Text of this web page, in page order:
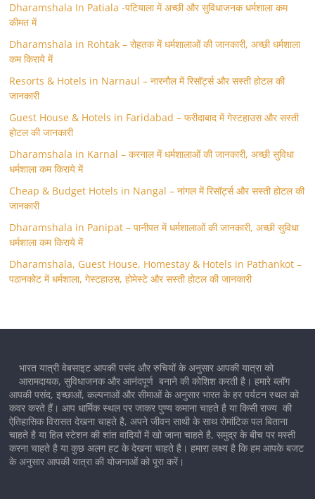
Dharamshala In Patiala -पटियाला में अच्छी और सुविधाजनक धर्मशाला कम
कीमत में
Dharamshala in Rohtak – रोहतक में धर्मशालाओं की जानकारी, अच्छी धर्मशाला
कम किराये में
Resorts & Hotels in Narnaul – नारनौल में रिसॉर्ट्स और सस्ती होटल की
जानकारी
Guest House & Hotels in Faridabad – फरीदाबाद में गेस्टहाउस और सस्ती
होटल की जानकारी
Dharamshala in Karnal – करनाल में धर्मशालाओं की जानकारी, अच्छी सुविधा
धर्मशाला कम किराये में
Cheap & Budget Hotels in Nangal – नांगल में रिसॉर्ट्स और सस्ती होटल की
जानकारी
Dharamshala in Panipat – पानीपत में धर्मशालाओं की जानकारी, अच्छी सुविधा
धर्मशाला कम किराये में
Dharamshala, Guest House, Homestay & Hotels in Pathankot –
पठानकोट में धर्मशाला, गेस्टहाउस, होमेस्टे और सस्ती होटल की जानकारी
भारत यात्री वेबसाइट आपकी पसंद और रुचियों के अनुसार आपकी यात्रा को
आरामदायक, सुविधाजनक और आनंदपूर्ण बनाने की कोशिश करती है। हमारे ब्लॉग
आपकी पसंद, इच्छाओं, कल्पनाओं और सीमाओं के अनुसार भारत के हर पर्यटन स्थल को
कवर करते हैं। आप धार्मिक स्थल पर जाकर पुण्य कमाना चाहते है या किसी राज्य की
ऐतिहासिक विरासत देखना चाहते है, अपने जीवन साथी के साथ रोमांटिक पल बिताना
चाहते है या हिल स्टेशन की शांत वादियों में खो जाना चाहते है, समुद्र के बीच पर मस्ती
करना चाहते है या कुछ अलग हट के देखना चाहते है। हमारा लक्ष्य है कि हम आपके बजट
के अनुसार आपकी यात्रा की योजनाओं को पूरा करें।